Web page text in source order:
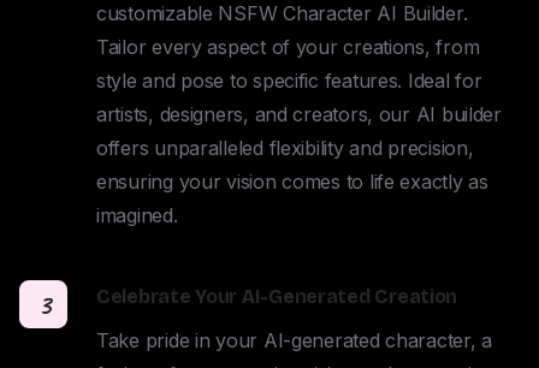
customizable NSFW Character AI Builder.
Tailor every aspect of your creations, from
style and pose to specific features. Ideal for
artists, designers, and creators, our AI builder
offers unparalleled flexibility and precision,
ensuring your vision comes to life exactly as
imagined.
3 Celebrate Your AI-Generated Creation
Take pride in your AI-generated character, a